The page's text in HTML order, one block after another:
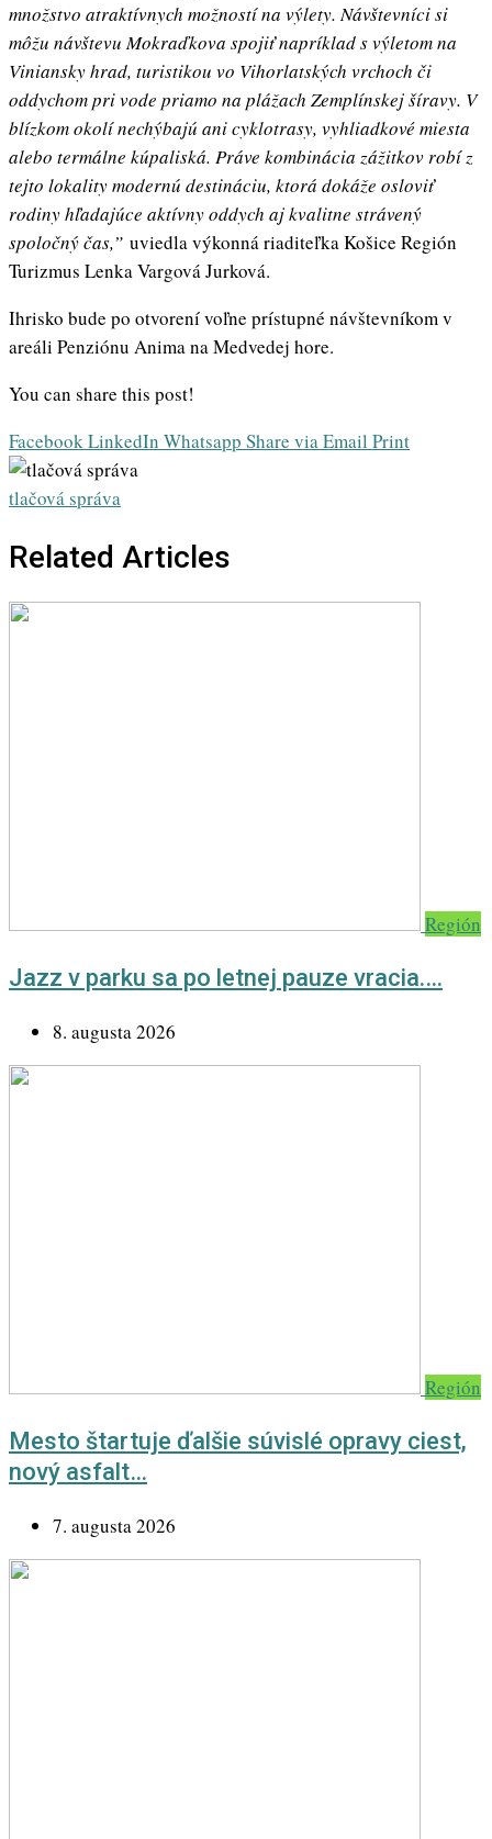
množstvo atraktívnych možností na výlety. Návštevníci si
môžu návštevu Mokraďkova spojiť napríklad s výletom na
Viniansky hrad, turistikou vo Vihorlatských vrchoch či
oddychom pri vode priamo na plážach Zemplínskej šíravy. V
blízkom okolí nechýbajú ani cyklotrasy, vyhliadkové miesta
alebo termálne kúpaliská. Práve kombinácia zážitkov robí z
tejto lokality modernú destináciu, ktorá dokáže osloviť
rodiny hľadajúce aktívny oddych aj kvalitne strávený
spoločný čas,” uviedla výkonná riaditeľka Košice Región
Turizmus Lenka Vargová Jurková.
Ihrisko bude po otvorení voľne prístupné návštevníkom v
areáli Penziónu Anima na Medvedej hore.
You can share this post!
FacebookLinkedIn Whatsapp Share via Email Print
tlačová správa
Related Articles
Región
Jazz v parku sa po letnej pauze vracia.…
8. augusta 2026
Región
Mesto štartuje ďalšie súvislé opravy ciest,
nový asfalt…
7. augusta 2026